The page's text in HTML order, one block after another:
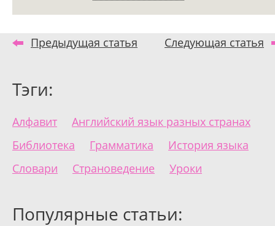
Предыдущая статья Следующая статья
Тэги:
Алфавит
Английский язык разных странах
Библиотека
Грамматика
История языка
Словари
Страноведение Уроки
Популярные статьи: